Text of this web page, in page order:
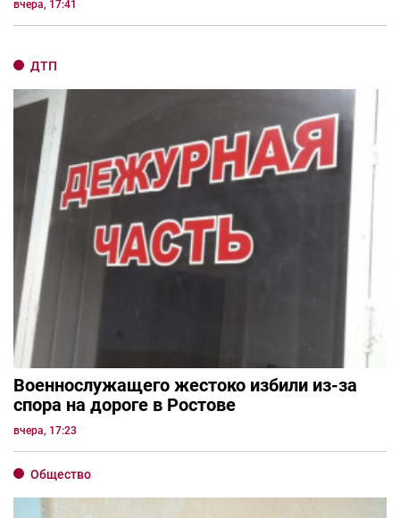
вчера, 17:41
ДТП
Военнослужащего жестоко избили из-за
спора на дороге в Ростове
вчера, 17:23
Общество